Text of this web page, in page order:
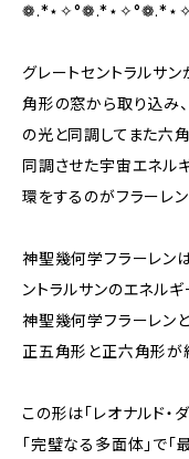
グレートセントラルサ
角形の窓から取り込み
の光と同調してまた六
同調させた宇宙エネル
環をするのがフラーレン
神聖幾何学フラーレン
ントラルサンのエネル
神聖幾何学フラーレン
正五角形と正六角形が
この形は「レオナルド・
「完璧なる多面体」で